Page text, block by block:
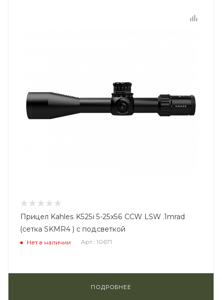
Прицел Kahles K525i 5-25x56 CCW LSW .1mrad
(сетка SKMR4 ) с подсветкой
Нет в наличии Арт.: 10671
ПОДРОБНЕЕ